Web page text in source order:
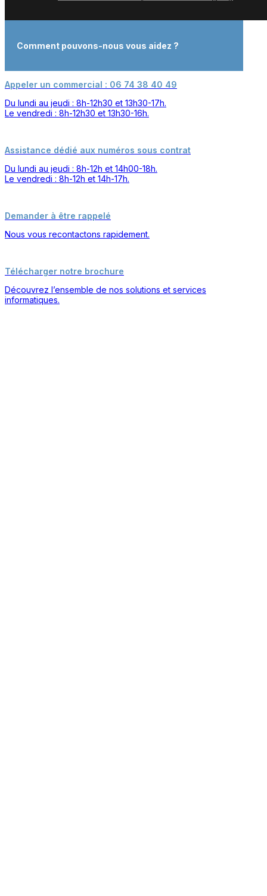
Comment pouvons-nous vous aidez ?
Appeler un commercial : 06 74 38 40 49
Du lundi au jeudi : 8h-12h30 et 13h30-17h.
Le vendredi : 8h-12h30 et 13h30-16h.
Assistance dédié aux numéros sous contrat
Du lundi au jeudi : 8h-12h et 14h00-18h.
Le vendredi : 8h-12h et 14h-17h.
Demander à être rappelé
Nous vous recontactons rapidement.
Télécharger notre brochure
Découvrez l’ensemble de nos solutions et services
informatiques.